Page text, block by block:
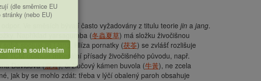
Ve směsích bývají často vyžadovány z titulu teorie jina jang.
Například yarsagumba (冬蟲夏草) má složku živočišnou
sobě spojuje jin ijang . Hlíza pornatky (茯苓) se zvlášť rozlišuje
TČM oblibuje minerální přísady živočišného původu, např.
Davidova (鹿茸), či žlučový kámen buvola (牛黃), ne zcela
jak by se mohlo zdát: třeba v lýčí obalený paroh obsahuje
(dle směrnice EU
(nebo EU)
a souhlasím